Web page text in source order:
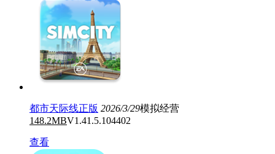
都市天际线正版 2026/3/29模拟经营
148.2MBV1.41.5.104402
查看